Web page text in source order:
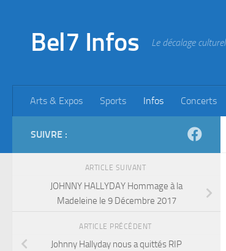
Bel7 Infos Le décalage culturel
Arts & Expos Sports Infos Concerts
SUIVRE :
ARTICLE SUIVANT
JOHNNY HALLYDAY Hommage à la
Madeleine le 9 Décembre 2017
ARTICLE PRÉCÉDENT
Johnny Hallyday nous a quittés RIP